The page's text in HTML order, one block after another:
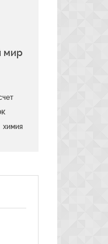
мир
химия